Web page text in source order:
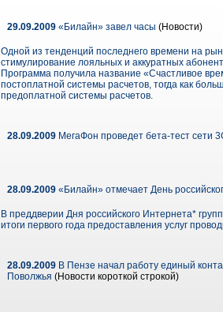
29.09.2009 «Билайн» завел часы (Новости)
Одной из тенденций последнего времени на
стимулирование лояльных и аккуратных
Программа получила название «Счастливое
постоплатной системы расчетов, тогда как
предоплатной системы расчетов.
28.09.2009 МегаФон проведет бета-тест сети
28.09.2009 «Билайн» отмечает День
В преддверии Дня российского Интернета*
итоги первого года предоставления услуг
28.09.2009 В Пензе начал работу единый
Поволжья (Новости короткой строкой)